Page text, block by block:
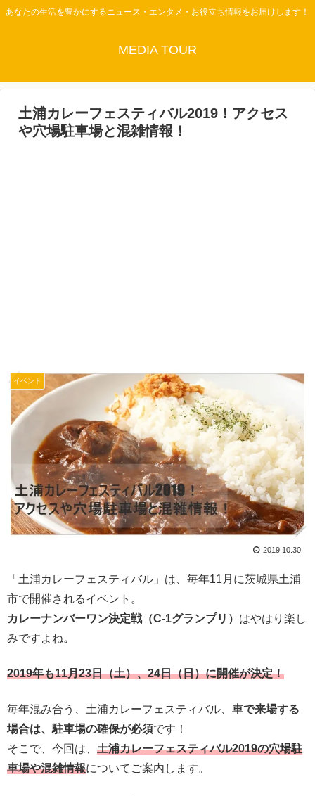
あなたの生活を豊かにするニュース・エンタメ・お役立ち情報をお届けします！
MEDIA TOUR
土浦カレーフェスティバル2019！アクセス
や穴場駐車場と混雑情報！
イベント
2019.10.30
「土浦カレーフェスティバル」は、毎年11月に茨城県土浦
市で開催されるイベント。
カレーナンバーワン決定戦（C-1グランプリ） はやはり楽し
みですよね。
2019年も11月23日（土）、24日（日）に開催が決定！
毎年混み合う、土浦カレーフェスティバル、 車で来場する
場合は、駐車場の確保が必須です！
そこで、今回は、 土浦カレーフェスティバル2019の穴場駐
車場や混雑情報についてご案内します。